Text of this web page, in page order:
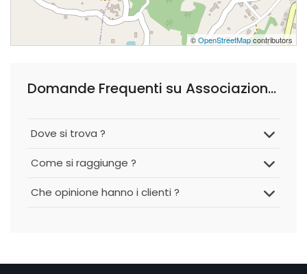
©OpenStreetMapcontributors
Domande Frequenti su Associazione Sportiva Virtus Visone
Dove si trova ?
Come si raggiunge ?
Che opinione hanno i clienti ?